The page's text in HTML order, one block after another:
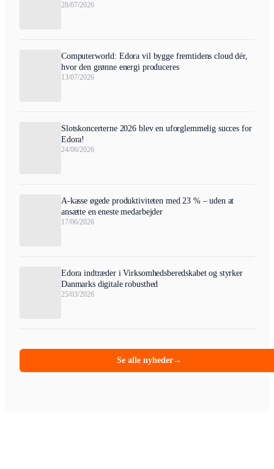
28/07/2026
Computerworld: Edora vil bygge fremtidens cloud dér,
hvor den grønne energi produceres
13/07/2026
Slotskoncerterne 2026 blev en uforglemmelig succes for
Edora!
24/06/2026
A-kasse øgede produktiviteten med 23 % – uden at
ansætte en eneste medarbejder
17/06/2026
Edora indtræder i Virksomhedsberedskabet og styrker
Danmarks digitale robusthed
25/03/2026
Se alle nyheder→